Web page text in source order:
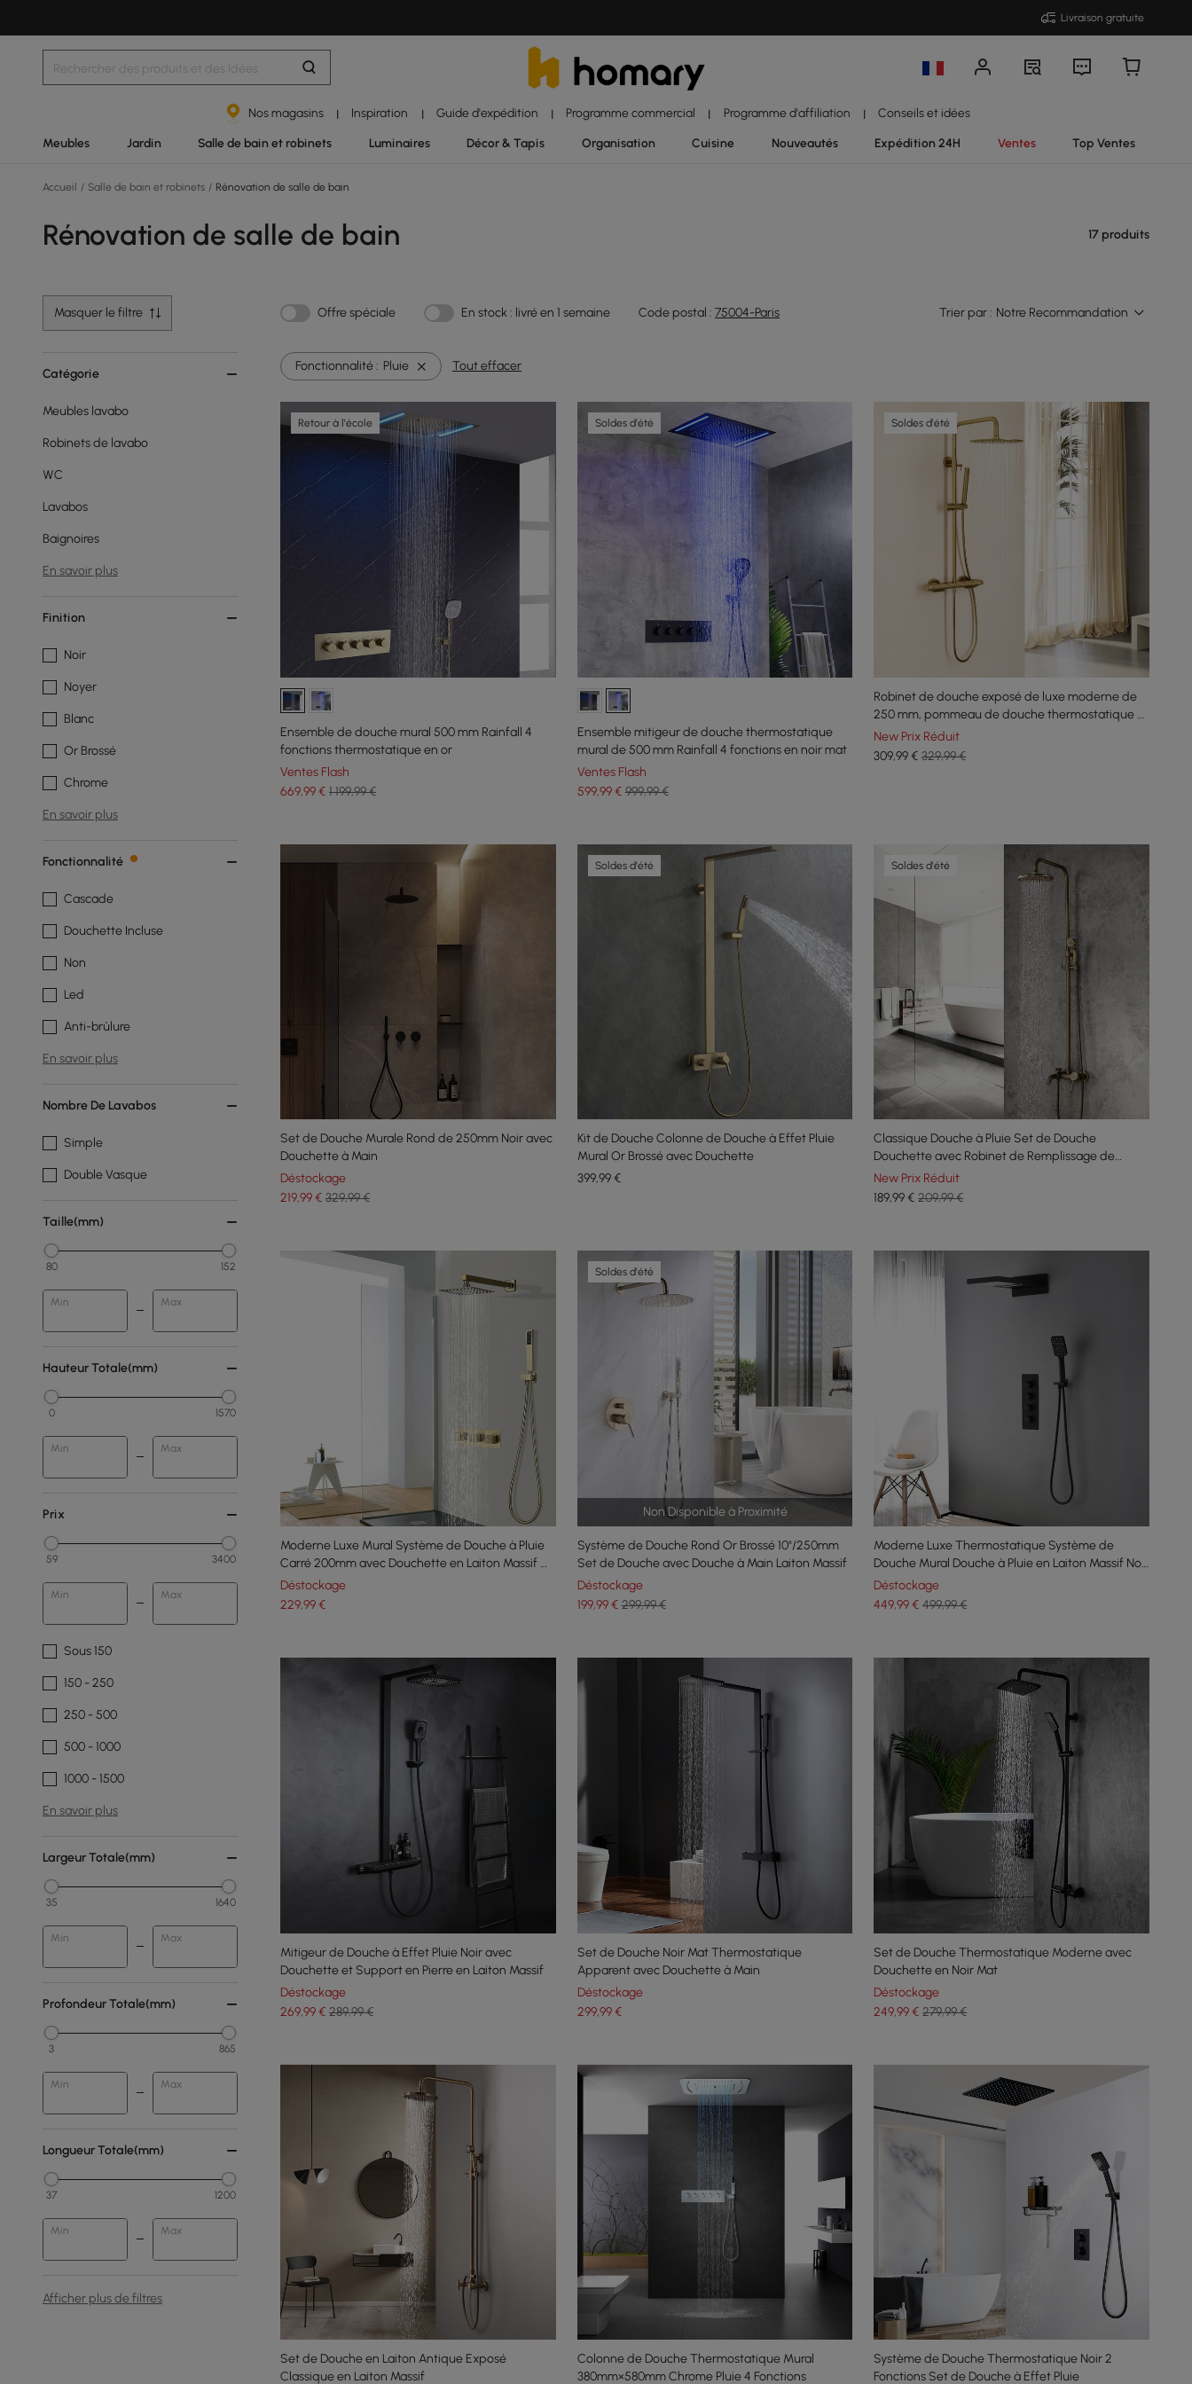
Livraison gratuite
Nos magasins | Inspiration | Guide d'expédition | Programme commercial | Programme d'affiliation | Conseils et idées
Meubles Jardin Salle de bain et robinets Luminaires Décor & Tapis Organisation Cuisine Nouveautés Expédition 24H Ventes Top Ventes
Accueil / Salle de bain et robinets / Rénovation de salle de bain
Rénovation de salle de bain 17 produits
Masquer le filtre Offre spéciale En stock : livré en 1 semaine Code postal : 75004-Paris Trier par : Notre Recommandation
Catégorie
Meubles lavabo
Robinets de lavabo
WC
Lavabos
Baignoires
En savoir plus
Finition
Noir
Noyer
Blanc
Or Brossé
Chrome
En savoir plus
Fonctionnalité
Cascade
Douchette Incluse
Non
Led
Anti-brûlure
En savoir plus
Nombre De Lavabos
Simple
Double Vasque
Taille(mm)
80 152
Min Max
Hauteur Totale(mm)
0 1570
Min Max
Prix
59 3400
Min Max
Sous 150
150 - 250
250 - 500
500 - 1000
1000 - 1500
En savoir plus
Largeur Totale(mm)
35 1640
Min Max
Profondeur Totale(mm)
3 865
Min Max
Longueur Totale(mm)
37 1200
Min Max
Afficher plus de filtres
Fonctionnalité : Pluie Tout effacer
Retour à l'école
Ensemble de douche mural 500 mm Rainfall 4
fonctions thermostatique en or
Ventes Flash
669,99€ 1 199,99 €
Soldes d'été
Ensemble mitigeur de douche thermostatique
mural de 500 mm Rainfall 4 fonctions en noir mat
Ventes Flash
599,99€ 999,99 €
Soldes d'été
Robinet de douche exposé de luxe moderne de
250 mm, pommeau de douche thermostatique à
effet pluie doré
New Prix Réduit
309,99€ 329,99 €
Set de Douche Murale Rond de 250mm Noir avec
Douchette à Main
Déstockage
219,99€ 329,99 €
Soldes d'été
Kit de Douche Colonne de Douche à Effet Pluie
Mural Or Brossé avec Douchette
399,99€
Soldes d'été
Classique Douche à Pluie Set de Douche
Douchette avec Robinet de Remplissage de
Baignoire Levier Simple en Laiton Solide Bronze
New Prix Réduit
189,99€ 209,99 €
Moderne Luxe Mural Système de Douche à Pluie
Carré 200mm avec Douchette en Laiton Massif Or
Brossé
Déstockage
229,99€
Soldes d'été
Non Disponible à Proximité
Système de Douche Rond Or Brossé 10"/250mm
Set de Douche avec Douche à Main Laiton Massif
Déstockage
199,99€ 299,99 €
Moderne Luxe Thermostatique Système de
Douche Mural Douche à Pluie en Laiton Massif Noir
Mat Ensemble de Douche avec Douche à Main
Déstockage
449,99€ 499,99 €
Mitigeur de Douche à Effet Pluie Noir avec
Douchette et Support en Pierre en Laiton Massif
Déstockage
269,99€ 289,99 €
Set de Douche Noir Mat Thermostatique
Apparent avec Douchette à Main
Déstockage
299,99€
Set de Douche Thermostatique Moderne avec
Douchette en Noir Mat
Déstockage
249,99€ 279,99 €
Set de Douche en Laiton Antique Exposé
Classique en Laiton Massif
Colonne de Douche Thermostatique Mural
380mm×580mm Chrome Pluie 4 Fonctions
Système de Douche Thermostatique Noir 2
Fonctions Set de Douche à Effet Pluie